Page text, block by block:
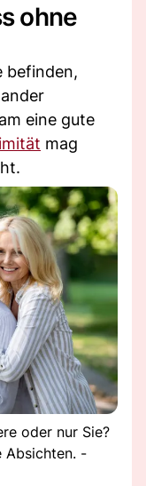
ohne
befinden,
eine gute
mag
oder nur Sie?
Absichten. -